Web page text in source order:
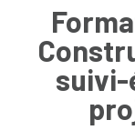
suivi-